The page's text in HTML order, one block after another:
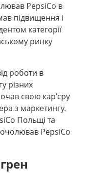
PepsiCo в
підвищення і
категорії
ринку
роботи в
різних
свою кар'єру
з маркетингу.
Польщі та
PepsiCo